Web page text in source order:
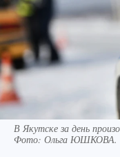
В Якутске за день
Фото: Ольга ЮШКОВА.